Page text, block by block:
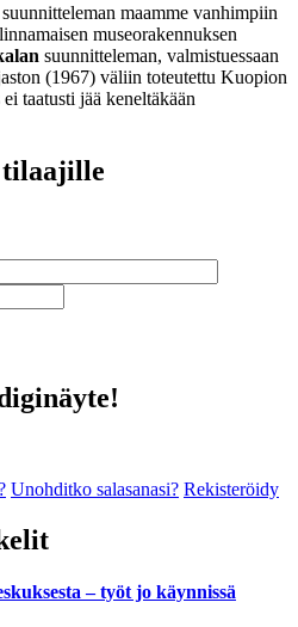
suunnitteleman maamme vanhimpiin
museorakennuksen
suunnitteleman, valmistuessaan
(1967) väliin toteutettu Kuopion
taatusti jää keneltäkään
Unohditko salasanasi? Rekisteröidy
– työt jo käynnissä